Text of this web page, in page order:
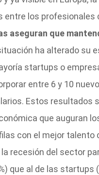
entre los
aseguran que
ha alterado su
startups o
entre 6 y 10
Estos resultados
que auguran
con el mejor talento
recesión del sector
que al de las startups